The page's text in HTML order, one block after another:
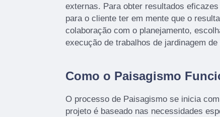
externas. Para obter resultados
para o cliente ter em mente que o
colaboração com o planejamento,
execução de trabalhos de jardinagem de
Como o Paisagismo
O processo de Paisagismo se inicia
projeto é baseado nas necessidades